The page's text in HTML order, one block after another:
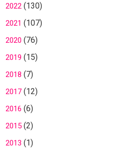
2022(130)
2021 (107)
2020 (76)
2019 (15)
2018 (7)
2017(12)
2016 (6)
2015(2)
2013 (1)